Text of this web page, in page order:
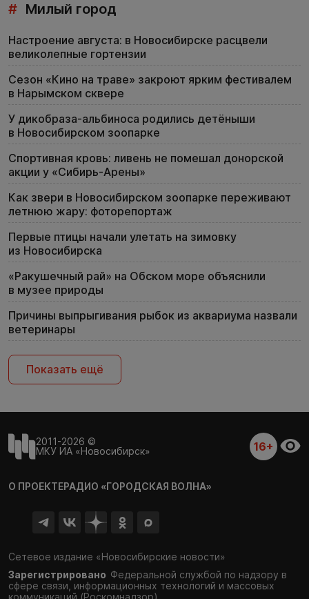
# Милый город
Настроение августа: в Новосибирске расцвели
великолепные гортензии
Сезон «Кино на траве» закроют ярким фестивалем
в Нарымском сквере
У дикобраза-альбиноса родились детёныши
в Новосибирском зоопарке
Спортивная кровь: ливень не помешал донорской
акции у «Сибирь-Арены»
Как звери в Новосибирском зоопарке переживают
летнюю жару: фоторепортаж
Первые птицы начали улетать на зимовку
из Новосибирска
«Ракушечный рай» на Обском море объяснили
в музее природы
Причины выпрыгивания рыбок из аквариума назвали
ветеринары
Показать ещё
2011-2026 ©
МКУ ИА «Новосибирск»
16+
О ПРОЕКТЕРАДИО «ГОРОДСКАЯ ВОЛНА»
Сетевое издание «Новосибирские новости»
Зарегистрировано Федеральной службой по надзору в
сфере связи, информационных технологий и массовых